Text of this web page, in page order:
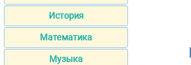
История
Математика
Музыка